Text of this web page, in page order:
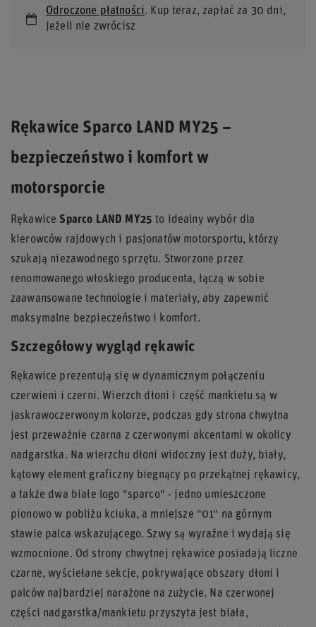
Odroczone płatności. Kup teraz, zapłać za 30 dni,
jeżeli nie zwrócisz
Rękawice Sparco LAND MY25 –
bezpieczeństwo i komfort w
motorsporcie
Rękawice Sparco LAND MY25 to idealny wybór dla
kierowców rajdowych i pasjonatów motorsportu, którzy
szukają niezawodnego sprzętu. Stworzone przez
renomowanego włoskiego producenta, łączą w sobie
zaawansowane technologie i materiały, aby zapewnić
maksymalne bezpieczeństwo i komfort.
Szczegółowy wygląd rękawic
Rękawice prezentują się w dynamicznym połączeniu
czerwieni i czerni. Wierzch dłoni i część mankietu są w
jaskrawoczerwonym kolorze, podczas gdy strona chwytna
jest przeważnie czarna z czerwonymi akcentami w okolicy
nadgarstka. Na wierzchu dłoni widoczny jest duży, biały,
kątowy element graficzny biegnący po przekątnej rękawicy,
a także dwa białe logo "sparco" - jedno umieszczone
pionowo w pobliżu kciuka, a mniejsze "01" na górnym
stawie palca wskazującego. Szwy są wyraźne i wydają się
wzmocnione. Od strony chwytnej rękawice posiadają liczne
czarne, wyściełane sekcje, pokrywające obszary dłoni i
palców najbardziej narażone na zużycie. Na czerwonej
części nadgarstka/mankietu przyszyta jest biała,